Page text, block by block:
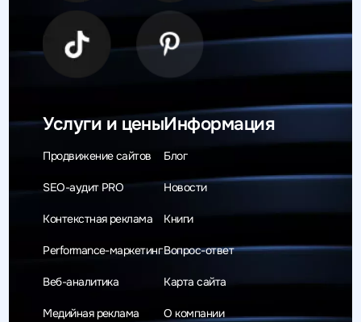
Услуги и цены
Продвижение сайтов
SEO-аудит PRO
Контекстная реклама
Performance-маркетинг
Веб-аналитика
Медийная реклама
Информация
Блог
Новости
Книги
Вопрос-ответ
Карта сайта
О компании